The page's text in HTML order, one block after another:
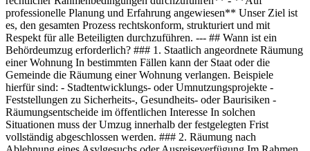
professionelle Planung und Erfahrung angewiesen** Unser Ziel ist
es, den gesamten Prozess rechtskonform, strukturiert und mit
Respekt für alle Beteiligten durchzuführen. --- ## Wann ist ein
Behördeumzug erforderlich? ### 1. Staatlich angeordnete Räumung
einer Wohnung In bestimmten Fällen kann der Staat oder die
Gemeinde die Räumung einer Wohnung verlangen. Beispiele
hierfür sind: - Stadtentwicklungs- oder Umnutzungsprojekte -
Feststellungen zu Sicherheits-, Gesundheits- oder Baurisiken -
Räumungsentscheide im öffentlichen Interesse In solchen
Situationen muss der Umzug innerhalb der festgelegten Frist
vollständig abgeschlossen werden. ### 2. Räumung nach